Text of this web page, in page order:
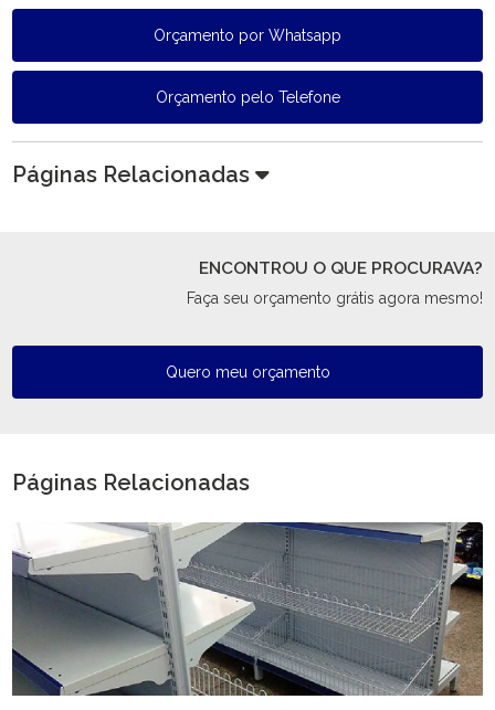
Orçamento por Whatsapp
Orçamento pelo Telefone
Páginas Relacionadas
ENCONTROU O QUE PROCURAVA?
Faça seu orçamento grátis agora mesmo!
Quero meu orçamento
Páginas Relacionadas